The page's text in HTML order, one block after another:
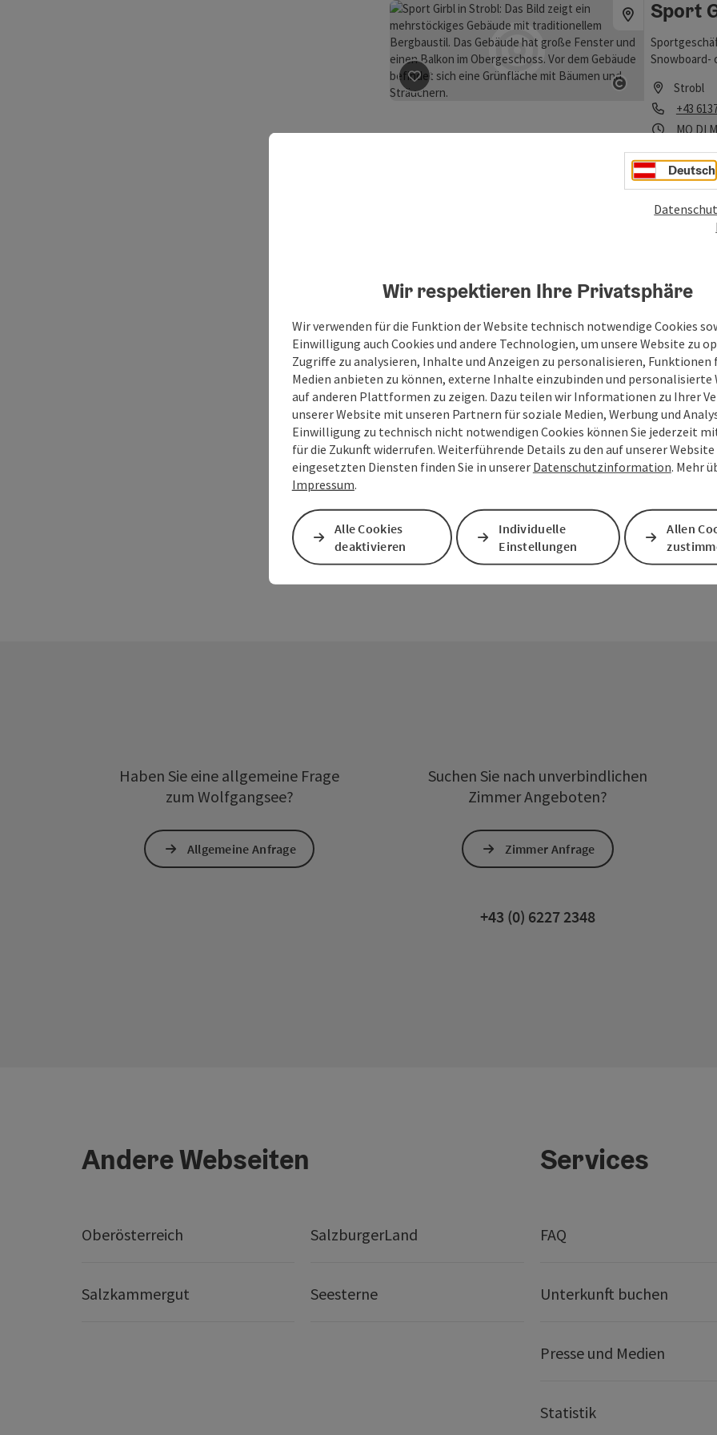
Copyright
Beitrag merken
Sport
Snowboard-
Strobl
Telefon
+43
MODI
Copyright
: Sportcamp Raudaschl
Anfänger
Kursdauer
Surfen:
Riding,
Ganztag),
Klasse UFO
Performance
St.
Telefon
+43 664
Copyright
Beitrag merken: schiendorfer GmbH
Im
und E-Biker
Strobl
Telefon
+43
Haben Sie eine allgemeine Frage
zum Wolfgangsee?
Allgemeine Anfrage
Suchen Sie nach unverbindlichen
Zimmer Angeboten?
Zimmer Anfrage
+43 (0) 6227 2348
Andere Webseiten
Oberösterreich SalzburgerLand
Salzkammergut Seesterne
Services
FAQ
Unterkunft buchen
Presse und Medien
Statistik
Deutsch
Wir respektieren Ihre Privatsphäre
Wir verwenden für die Funktion der Website technisch notwendige Cookies
Einwilligung auch Cookies und andere Technologien, um unsere Website zu
Zugriffe zu analysieren, Inhalte und Anzeigen zu personalisieren, Funktionen
Medien anbieten zu können, externe Inhalte einzubinden und personalisierte
auf anderen Plattformen zu zeigen. Dazu teilen wir Informationen zu Ihrer
unserer Website mit unseren Partnern für soziale Medien, Werbung und
Einwilligung zu technisch nicht notwendigen Cookies können Sie jederzeit
für die Zukunft widerrufen. Weiterführende Details zu den auf unserer Website
eingesetzten Diensten finden Sie in unserer Datenschutzinformation. Mehr
Impressum.
Alle Cookies
deaktivieren
Individuelle
Einstellungen
Allen